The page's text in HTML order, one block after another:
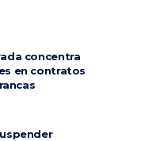
concentra
en contratos